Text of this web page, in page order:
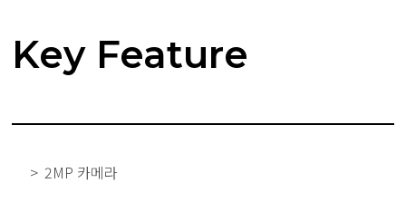
Key Feature
2MP 카메라